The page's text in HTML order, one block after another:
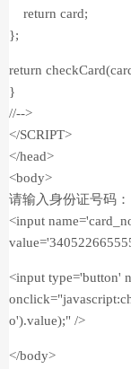
return card;
};
return
}
//-->
</SCRIPT>
</head>
<body>
请输入身份证号码：
<input
<input type='button'
o').value);" />
</body>